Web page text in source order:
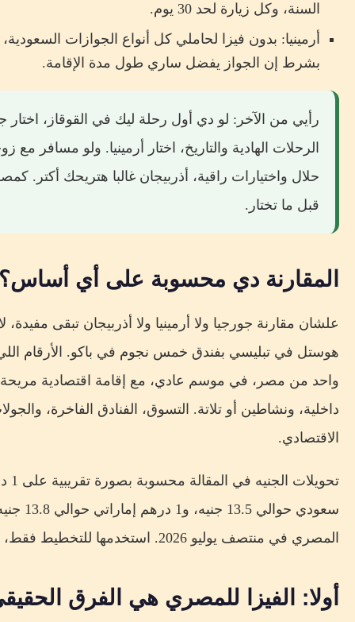
السنة، وكل زيارة لحد 30 يوم.
بشرط إن الجواز يفضل ساري طول مدة الإقامة.
رأيي من الآخر: لو دي أول رحلة ليك في القوقاز،
الرحلات الهادية والتاريخ، اختار أرمينيا. ولو مسافر
حلال واختيارات راقية، أذربيجان غالبا هتريحك أكتر.
قبل ما تختار.
المقارنة دي محسوبة على أي
علشان مقارنة جورجيا ولا أرمينيا ولا أذربيجان تبقى
واحد من مصر، في موسم عادي، مع إقامة اقتصادية
داخلية، ونشاطين أو تلاتة. التسوق، الفنادق الفاخرة،
الاقتصادي.
سعودي
المصري في منتصف يوليو 2026. استخدمها للتخطيط فقط، وراجع سعر البنك وقت الدفع.
أولا: الفيزا للمصري هي الفرق